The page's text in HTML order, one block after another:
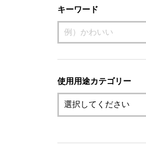
キーワード
使用用途カテゴリー